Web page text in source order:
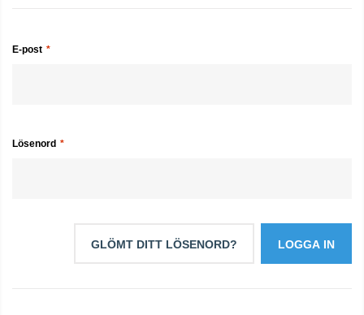
E-post
Lösenord
LOGGA IN
GLÖMT DITT LÖSENORD?